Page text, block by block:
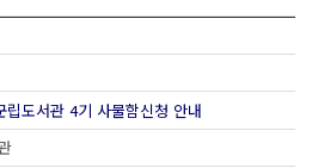
립도서관 4기 사물함신청 안내